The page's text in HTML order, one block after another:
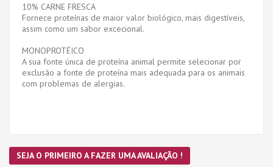
10% CARNE FRESCA
Fornece proteínas de maior valor biológico, mais digestíveis,
assim como um sabor excecional.
MONOPROTÉICO
A sua fonte única de proteína animal permite selecionar por
exclusão a fonte de proteína mais adequada para os animais
com problemas de alergias.
SEJA O PRIMEIRO A FAZER UMA AVALIAÇÃO !